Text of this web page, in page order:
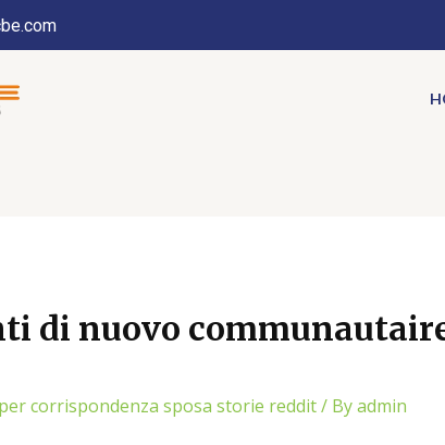
di nuovo
per corrispondenza sposa storie reddit/ Byadmin